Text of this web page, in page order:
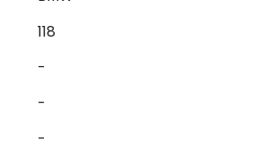
118
-
-
-